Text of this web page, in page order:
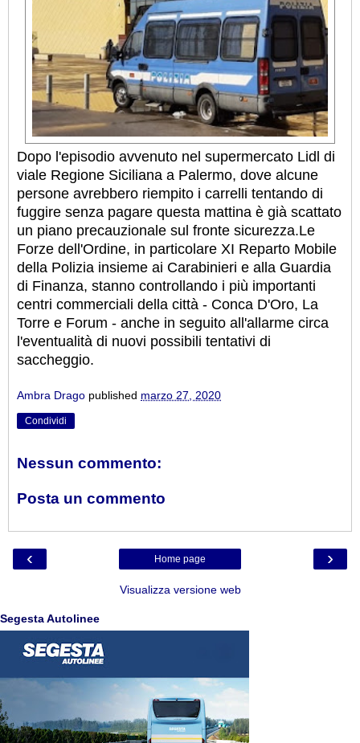
Dopo l'episodio avvenuto nel supermercato Lidl di
viale Regione Siciliana a Palermo, dove alcune
persone avrebbero riempito i carrelli tentando di
fuggire senza pagare questa mattina è già scattato
un piano precauzionale sul fronte sicurezza.Le
Forze dell'Ordine, in particolare XI Reparto Mobile
della Polizia insieme ai Carabinieri e alla Guardia
di Finanza, stanno controllando i più importanti
centri commerciali della città - Conca D'Oro, La
Torre e Forum - anche in seguito all'allarme circa
l'eventualità di nuovi possibili tentativi di
saccheggio.
Ambra Drago published marzo 27, 2020
Condividi
Nessun commento:
Posta un commento
‹ ›
Home page
Visualizza versione web
Segesta Autolinee